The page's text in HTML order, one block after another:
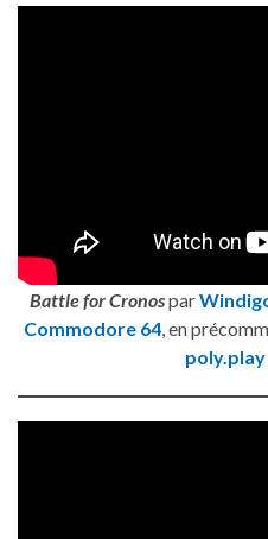
Battle for Cronospar
Commodore 64, en
poly.play